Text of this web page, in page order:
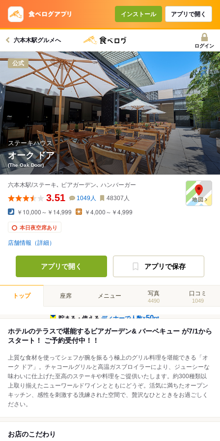
インストール アプリで開く
六本木駅グルメへ
ログイン
公式
ステーキハウス
オーク ドア
(The Oak Door)
六本木駅/ステーキ､ ビアガーデン､ ハンバーガー
3.51 1049人 48307 人
￥10,000～￥14,999 ￥4,000～￥4,999
本日夜空席あり
店舗情報（詳細）
アプリで開く アプリで保存
トップ 座席 メニュー 写真
4490
口コミ
1049
貯まる・使えるディナーで人数×50pt
ホテルのテラスで堪能するビアガーデン& バーベキュー が7/1から
スタート！ ご予約受付中！！
上質な食材を使ってシェフが腕を振るう極上のグリル料理を堪能できる「オ
ーク ドア」。チャコールグリルと高温ガスブロイラーにより、ジューシーな
味わいに仕上げた至高のステーキや料理をご提供いたします。約300種類以
上取り揃えたニューワールドワインとともにどうぞ。活気に満ちたオープン
キッチン、感性を刺激する洗練された空間で、贅沢なひとときをお過ごしく
ださい。
お店のこだわり